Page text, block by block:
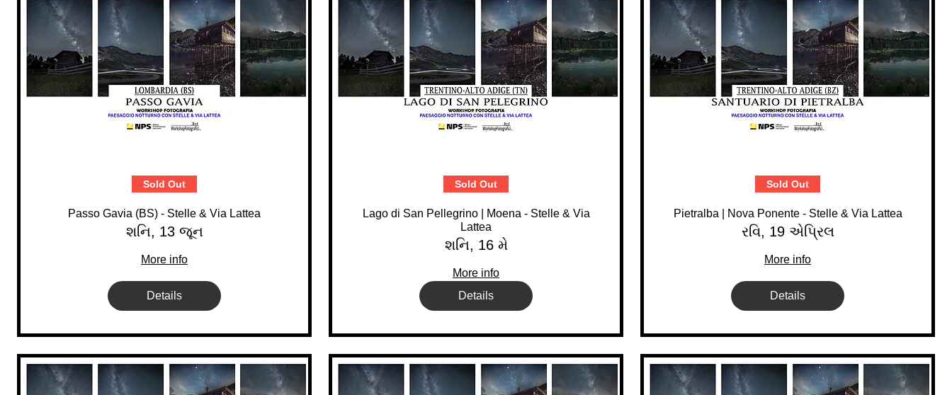
Sold Out
Passo Gavia (BS) - Stelle & Via Lattea
શનિ, 13 જૂન
More info
Details
Sold Out
Lago di San Pellegrino | Moena - Stelle & Via
Lattea
શનિ, 16 મે
More info
Details
Sold Out
Pietralba | Nova Ponente - Stelle & Via Lattea
રવિ, 19 એપ્રિલ
More info
Details